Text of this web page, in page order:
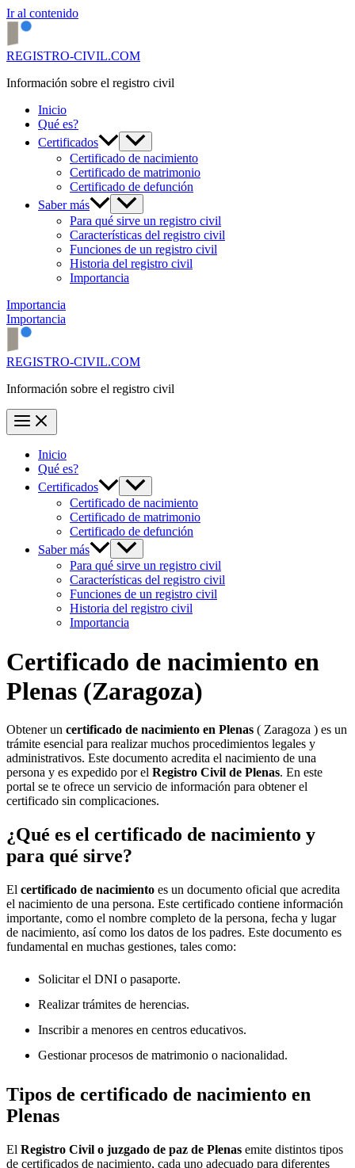
Ir al contenido
REGISTRO-CIVIL.COM
Información sobre el registro civil
Inicio
Qué es?
Certificados
Certificado de nacimiento
Certificado de matrimonio
Certificado de defunción
Saber más
Para qué sirve un registro civil
Características del registro civil
Funciones de un registro civil
Historia del registro civil
Importancia
Importancia
Importancia
REGISTRO-CIVIL.COM
Información sobre el registro civil
Inicio
Qué es?
Certificados
Certificado de nacimiento
Certificado de matrimonio
Certificado de defunción
Saber más
Para qué sirve un registro civil
Características del registro civil
Funciones de un registro civil
Historia del registro civil
Importancia
Certificado de nacimiento en
Plenas (Zaragoza)
Obtener un certificado de nacimiento en Plenas ( Zaragoza ) es un
trámite esencial para realizar muchos procedimientos legales y
administrativos. Este documento acredita el nacimiento de una
persona y es expedido por el Registro Civil de Plenas. En este
portal se te ofrece un servicio de información para obtener el
certificado sin complicaciones.
¿Qué es el certificado de nacimiento y
para qué sirve?
El certificado de nacimiento es un documento oficial que acredita
el nacimiento de una persona. Este certificado contiene información
importante, como el nombre completo de la persona, fecha y lugar
de nacimiento, así como los datos de los padres. Este documento es
fundamental en muchas gestiones, tales como:
Solicitar el DNI o pasaporte.
Realizar trámites de herencias.
Inscribir a menores en centros educativos.
Gestionar procesos de matrimonio o nacionalidad.
Tipos de certificado de nacimiento en
Plenas
El Registro Civil o juzgado de paz de Plenas emite distintos tipos
de certificados de nacimiento, cada uno adecuado para diferentes